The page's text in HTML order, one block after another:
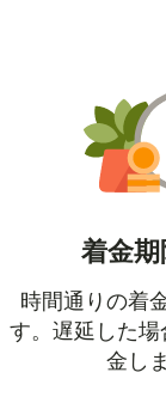
で開きます）
着金期
時間通りの着
す。遅延した場
金し